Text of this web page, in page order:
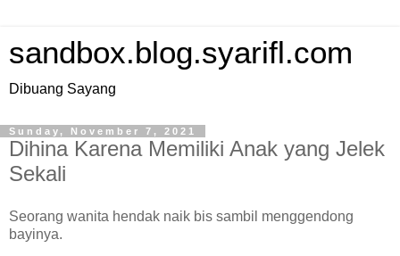
sandbox.blog.syarifl.com
Dibuang Sayang
Sunday, November 7, 2021
Dihina Karena Memiliki Anak yang Jelek
Sekali
Seorang wanita hendak naik bis sambil menggendong
bayinya.